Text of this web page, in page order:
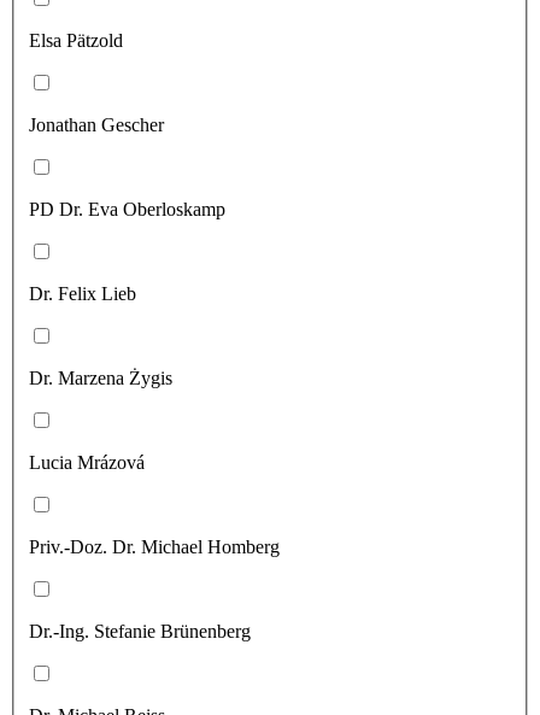
Elsa Pätzold
Jonathan Gescher
PD Dr. Eva Oberloskamp
Dr. Felix Lieb
Dr. Marzena Żygis
Lucia Mrázová
Priv.-Doz. Dr. Michael Homberg
Dr.-Ing. Stefanie Brünenberg